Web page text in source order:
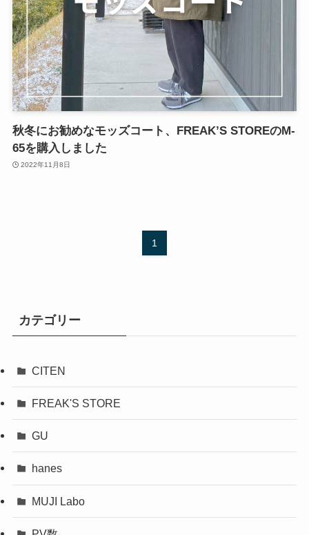
秋冬にお勧めなモッズコート、FREAK’S STOREのM-
65を購入しました
2022年11月8日
1
カテゴリー
CITEN
FREAK'S STORE
GU
hanes
MUJI Labo